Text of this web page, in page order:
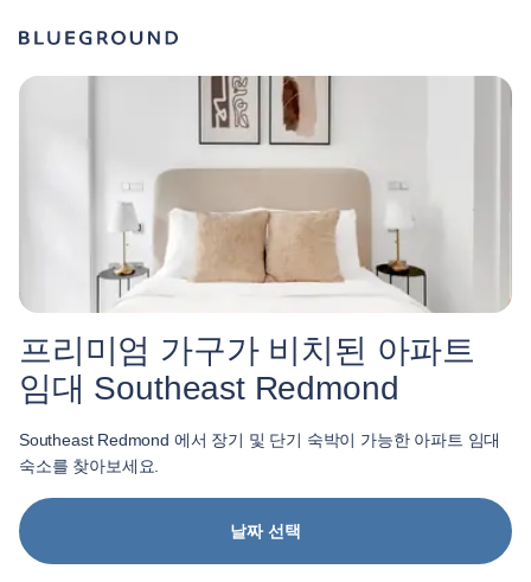
프리미엄 가구가 비치된 아파트
임대 Southeast Redmond
Southeast Redmond 에서 장기 및 단기 숙박이 가능한 아파트 임대
숙소를 찾아보세요.
날짜 선택